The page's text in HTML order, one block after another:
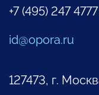
+7 (495) 247 4777
id@opora.ru
127473, г.